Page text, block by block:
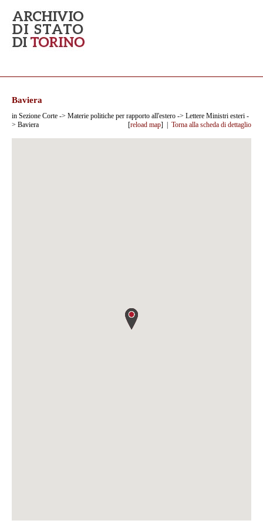
Baviera
in Sezione Corte -> Materie politiche per rapporto all'estero -> Lettere Ministri esteri -
> Baviera
[reload map] | Torna alla scheda di dettaglio